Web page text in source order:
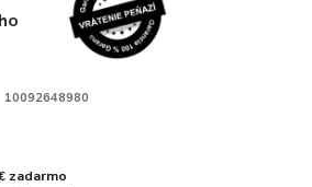
10092648980
zadarmo